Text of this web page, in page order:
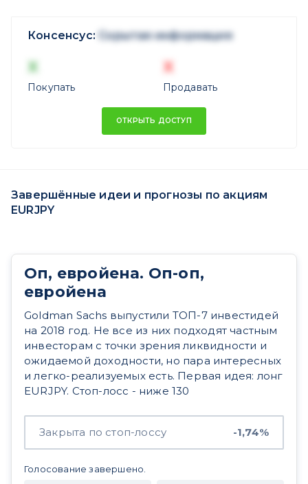
Консенсус: Скрытая информация
X
Покупать
X
Продавать
ОТКРЫТЬ ДОСТУП
Завершённые идеи и прогнозы по акциям
EURJPY
Оп, евройена. Оп-оп,
евройена
Goldman Sachs выпустили ТОП-7 инвестидей
на 2018 год. Не все из них подходят частным
инвесторам с точки зрения ликвидности и
ожидаемой доходности, но пара интересных
и легко-реализуемых есть. Первая идея: лонг
EURJPY. Стоп-лосс - ниже 130
Закрыта по стоп-лоссу -1,74%
Голосование завершено.